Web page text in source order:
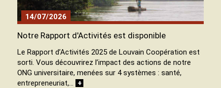
14/07/2026
Notre Rapport d'Activités est disponible
Le Rapport d’Activités 2025 de Louvain Coopération est
sorti. Vous découvrirez l’impact des actions de notre
ONG universitaire, menées sur 4 systèmes : santé,
entrepreneuriat,… +